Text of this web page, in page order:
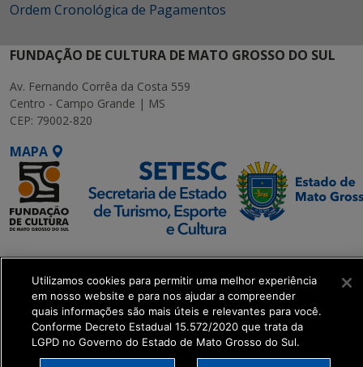
Ordem Cronológica de Pagamentos
FUNDAÇÃO DE CULTURA DE MATO GROSSO DO SUL
Av. Fernando Corrêa da Costa 559
Centro - Campo Grande | MS
CEP: 79002-820
MAPA
SETDIG | Secretaria-
Executiva de
Transformação Digital
get_footer();
Utilizamos cookies para permitir uma melhor experiência
em nosso website e para nos ajudar a compreender
quais informações são mais úteis e relevantes para você.
Conforme Decreto Estadual 15.572/2020 que trata da
LGPD no Governo do Estado de Mato Grosso do Sul.